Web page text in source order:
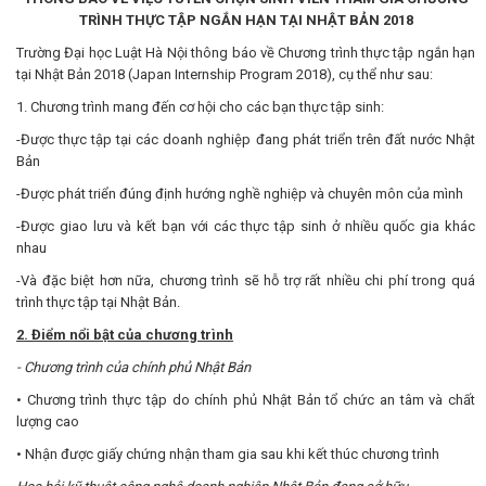
TRÌNH THỰC TẬP NGẮN HẠN TẠI NHẬT BẢN 2018
Trường Đại học Luật Hà Nội thông báo về Chương trình thực tập ngắn hạn
tại Nhật Bản 2018 (Japan Internship Program 2018), cụ thể như sau:
1. Chương trình mang đến cơ hội cho các bạn thực tập sinh:
-Được thực tập tại các doanh nghiệp đang phát triển trên đất nước Nhật
Bản
-Được phát triển đúng định hướng nghề nghiệp và chuyên môn của mình
-Được giao lưu và kết bạn với các thực tập sinh ở nhiều quốc gia khác
nhau
-Và đặc biệt hơn nữa, chương trình sẽ hỗ trợ rất nhiều chi phí trong quá
trình thực tập tại Nhật Bản.
2. Điểm nổi bật của chương trình
- Chương trình của chính phủ Nhật Bản
• Chương trình thực tập do chính phủ Nhật Bản tổ chức an tâm và chất
lượng cao
• Nhận được giấy chứng nhận tham gia sau khi kết thúc chương trình